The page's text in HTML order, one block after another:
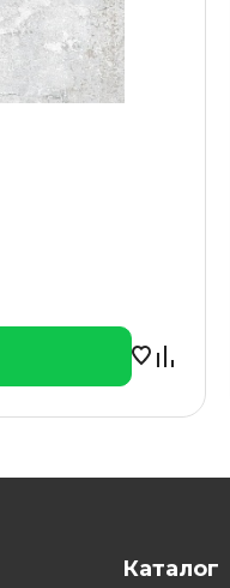
Каталог